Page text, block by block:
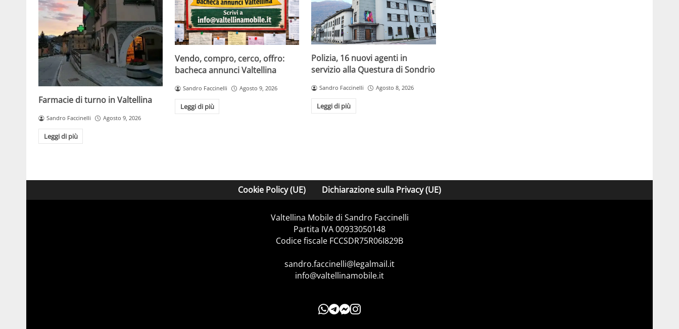
Farmacie di turno in Valtellina
Sandro Faccinelli Agosto 9, 2026
Leggi di più
Vendo, compro, cerco, offro:
bacheca annunci Valtellina
Sandro Faccinelli Agosto 9, 2026
Leggi di più
Polizia, 16 nuovi agenti in
servizio alla Questura di Sondrio
Sandro Faccinelli Agosto 8, 2026
Leggi di più
Cookie Policy (UE) Dichiarazione sulla Privacy (UE)
Valtellina Mobile di Sandro Faccinelli
Partita IVA 00933050148
Codice fiscale FCCSDR75R06I829B
sandro.faccinelli@legalmail.it
info@valtellinamobile.it